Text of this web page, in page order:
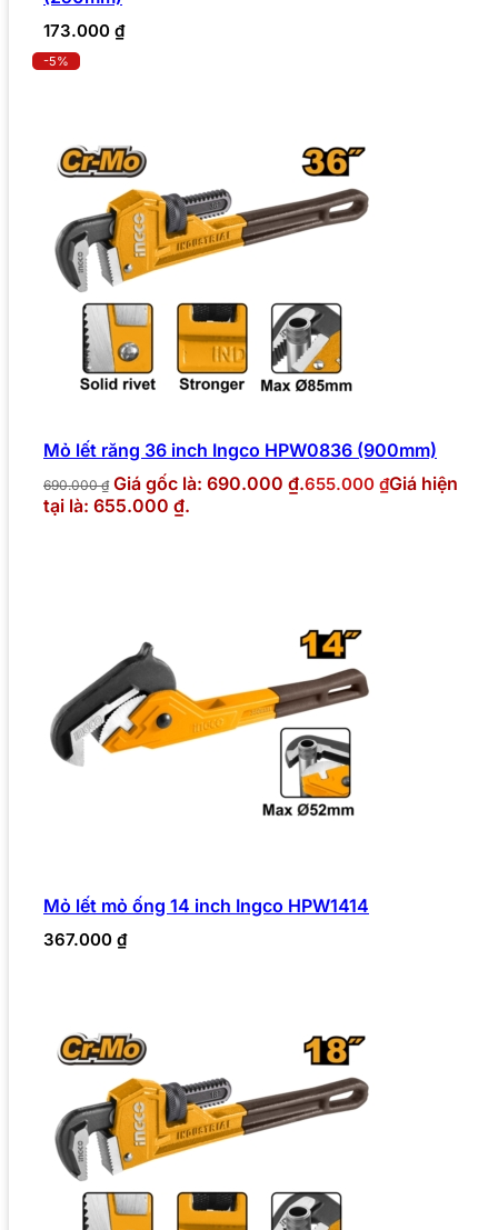
173.000 ₫
-5%
Mỏ lết răng 36 inch Ingco HPW0836 (900mm)
690.000₫ Giá gốc là: 690.000 ₫.655.000 ₫Giá hiện
tại là: 655.000 ₫.
Mỏ lết mỏ ống 14 inch Ingco HPW1414
367.000 ₫